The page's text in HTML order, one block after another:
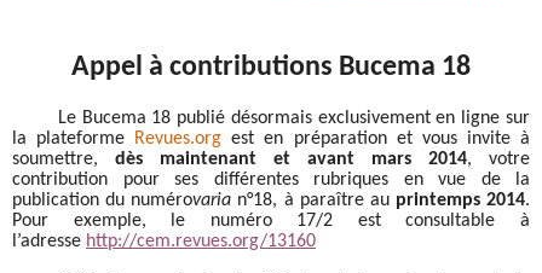
Appel à contributions Bucema 18
Le Bucema 18 publié désormais exclusivement en ligne sur
la plateforme Revues.org est en préparation et vous invite à
soumettre, dès maintenant et avant mars 2014, votre
contribution pour ses différentes rubriques en vue de la
publication du numérovaria n°18, à paraître au printemps 2014.
Pour exemple, le numéro 17/2 est consultable à
l’adresse http://cem.revues.org/13160